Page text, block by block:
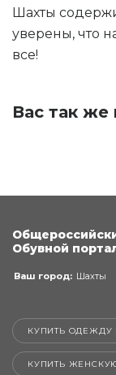
Шахты
уверены, что
все!
Вас так же
Обувной
Ваш город: Шахты
КУПИТЬ ОДЕЖДУ
КУПИТЬ